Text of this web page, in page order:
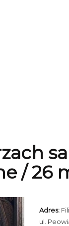
/ 26
Adres:
ul.